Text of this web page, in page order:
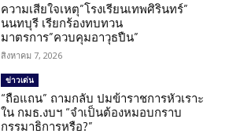
ความเสียใจเหตุ”โรงเรียนเทพศิรินทร์”
นนทบุรี เรียกร้องทบทวน
มาตรการ”ควบคุมอาวุธปืน”
สิงหาคม 7, 2026
ข่าวเด่น
“ถือแถน” ถามกลับ ปมข้าราชการหัวเราะ
ใน กมธ.งบฯ “จำเป็นต้องหมอบกราบ
กรรมาธิการหรือ?”